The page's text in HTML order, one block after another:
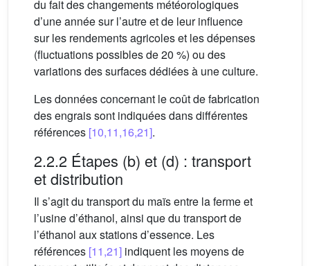
du fait des changements météorologiques
d’une année sur l’autre et de leur influence
sur les rendements agricoles et les dépenses
(fluctuations possibles de 20 %) ou des
variations des surfaces dédiées à une culture.
Les données concernant le coût de fabrication
des engrais sont indiquées dans différentes
références [10,11,16,21].
2.2.2 Étapes (b) et (d) : transport
et distribution
Il s’agit du transport du maïs entre la ferme et
l’usine d’éthanol, ainsi que du transport de
l’éthanol aux stations d’essence. Les
références [11,21] indiquent les moyens de